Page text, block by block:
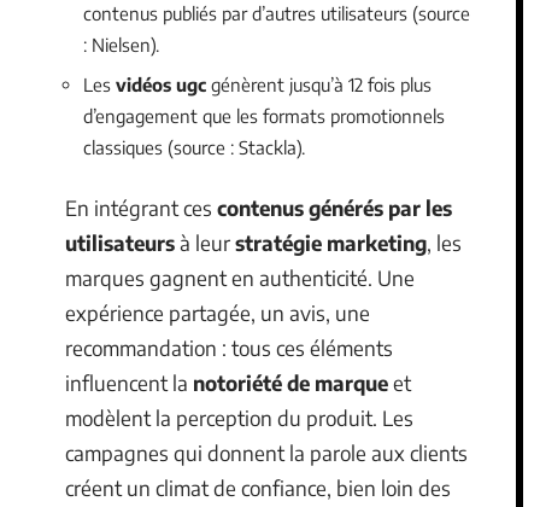
contenus publiés par d’autres utilisateurs (source
: Nielsen).
Les vidéos ugc génèrent jusqu’à 12 fois plus
d’engagement que les formats promotionnels
classiques (source : Stackla).
En intégrant ces contenus générés par les
utilisateursà leurstratégie marketing, les
marques gagnent en authenticité. Une
expérience partagée, un avis, une
recommandation : tous ces éléments
influencent la notoriété de marqueet
modèlent la perception du produit. Les
campagnes qui donnent la parole aux clients
créent un climat de confiance, bien loin des